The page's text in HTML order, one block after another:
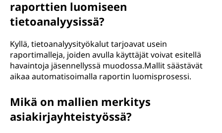
raporttien luomiseen
tietoanalyysissä?
Kyllä, tietoanalyysityökalut tarjoavat usein
raportimalleja, joiden avulla käyttäjät voivat esitellä
havaintoja jäsennellyssä muodossa.Mallit säästävät
aikaa automatisoimalla raportin luomisprosessi.
Mikä on mallien merkitys
asiakirjayhteistyössä?